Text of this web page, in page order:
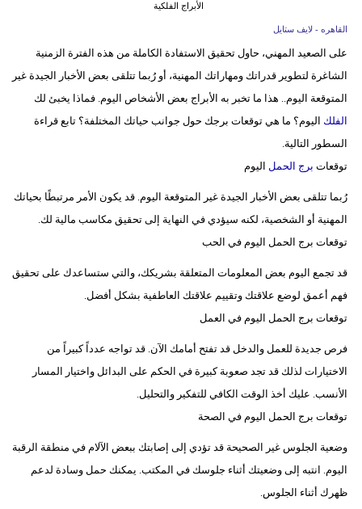
الأبراج الفلكية
القاهره - لايف ستايل
على الصعيد المهني، حاول تحقيق الاستفادة الكاملة من هذه الفترة الزمنية
الشاغرة لتطوير قدراتك ومهاراتك المهنية، أو رُبما تتلقى بعض الأخبار الجيدة غير
المتوقعة اليوم.. هذا ما تخبر به الأبراج بعض الأشخاص اليوم. فماذا يخبئ لك
الفلك اليوم؟ ما هي توقعات برجك حول جوانب حياتك المختلفة؟ تابع قراءة
السطور التالية.
توقعات برج الحمل اليوم
رُبما تتلقى بعض الأخبار الجيدة غير المتوقعة اليوم. قد يكون الأمر مرتبطًا بحياتك
المهنية أو الشخصية، لكنه سيؤدي في النهاية إلى تحقيق مكاسب مالية لك.
توقعات برج الحمل اليوم في الحب
قد تجمع اليوم بعض المعلومات المتعلقة بشريكك، والتي ستساعدك على تحقيق
فهم أعمق لوضع علاقتك وتقييم علاقتك العاطفية بشكل أفضل.
توقعات برج الحمل اليوم في العمل
فرص جديدة للعمل والدخل قد تفتح أمامك الآن. قد تواجه عدداً كبيراً من
الاختيارات لذلك قد تجد صعوبة كبيرة في الحكم على البدائل واختيار المسار
الأنسب. عليك أخذ الوقت الكافي للتفكير والتحليل.
توقعات برج الحمل اليوم في الصحة
وضعية الجلوس غير الصحيحة قد تؤدي إلى إصابتك ببعض الآلام في منطقة الرقبة
اليوم. انتبه إلى وضعيتك أثناء جلوسك في المكتب. يمكنك حمل وسادة لدعم
ظهرك أثناء الجلوس.